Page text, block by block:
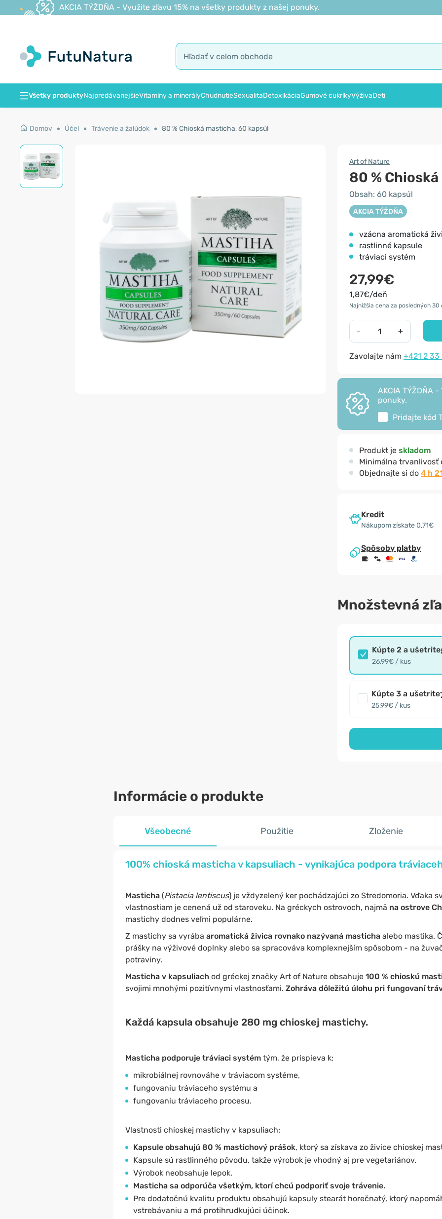
AKCIA TÝŽDŇA - Využite zľavu 15% na všetky produkty z našej ponuky.
Všetky produktyNajpredávanejšieVitamíny a minerályChudnutieSexualitaDetoxikáciaGumové cukríkyVýživaDeti
Domov Účel Trávenie a žalúdok 80 % Chioská masticha, 60 kapsúl
Art of Nature
80 %
Obsah: 60 kapsúl
AKCIA TÝŽDŇA
vzácna aromatická
rastlinné kapsule
tráviaci systém
27,99€
1,87€/deň
Najnižšia cena za posledných 30
- +
Zavolajte nám +421 2 33
AKCIA TÝŽDŇA
ponuky.
Pridajte kód
Produkt je skladom
Minimálna trvanlivosť
Objednajte si do 4 h
Kredit
Nákupom získate 0,71€
Spôsoby platby
Množstevná
Kúpte 2 a ušetrite
26,99€ / kus
Kúpte 3 a ušetrite
25,99€ / kus
Informácie o produkte
Všeobecné Použitie Zloženie
100% chioská masticha v kapsuliach - vynikajúca podpora
Masticha (Pistacia lentiscus) je vždyzelený ker pochádzajúci zo Stredomoria. Vďaka
vlastnostiam je cenená už od staroveku. Na gréckych ostrovoch, najmä na ostrove
mastichy dodnes veľmi populárne.
Z mastichy sa vyrába aromatická živica rovnako nazývaná mastichaalebo mastika.
prášky na výživové doplnky alebo sa spracováva komplexnejším spôsobom - na
potraviny.
Masticha v kapsuliach od gréckej značky Art of Nature obsahuje100 % chioskú
svojimi mnohými pozitívnymi vlastnosťami. Zohráva dôležitú úlohu pri fungovaní
Každá kapsula obsahuje 280 mg chioskej mastichy.
Masticha podporuje tráviaci systém tým, že prispieva k:
mikrobiálnej rovnováhe v tráviacom systéme,
fungovaniu tráviaceho systému a
fungovaniu tráviaceho procesu.
Vlastnosti chioskej mastichy v kapsuliach:
Kapsule obsahujú 80 % mastichový prášok, ktorý sa získava zo živice chioskej
Kapsule sú rastlinného pôvodu, takže výrobok je vhodný aj pre vegetariánov.
Výrobok neobsahuje lepok.
Masticha sa odporúča všetkým, ktorí chcú podporiť svoje trávenie.
Pre dodatočnú kvalitu produktu obsahujú kapsuly stearát horečnatý, ktorý
vstrebávaniu a má protihrudkujúci účinok.